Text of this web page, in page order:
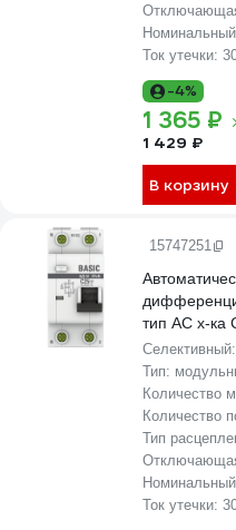
Номинальный
Ток утечки:
-4%
1 365 ₽
1 429 ₽
В корзину
15747251
тип АС х-ка
30-bas
Селективный:
Тип:
Количество
Количество
Тип
Номинальный
Ток утечки: